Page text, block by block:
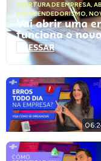
ABERTURA DE EMPRESA,
EMPREENDEDORISMO,
Vai abrir uma
funciona o
ACESSAR